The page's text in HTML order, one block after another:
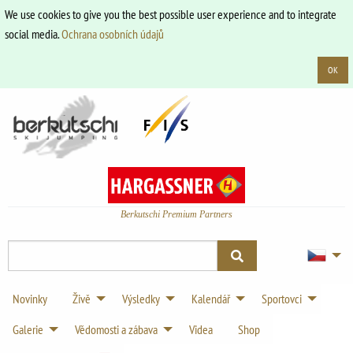
We use cookies to give you the best possible user experience and to integrate
social media.Ochrana osobních údajů
OK
Berkutschi Premium Partners
Novinky Živě Výsledky Kalendář
Sportovci
Galerie
Vědomosti a zábava Videa
Shop